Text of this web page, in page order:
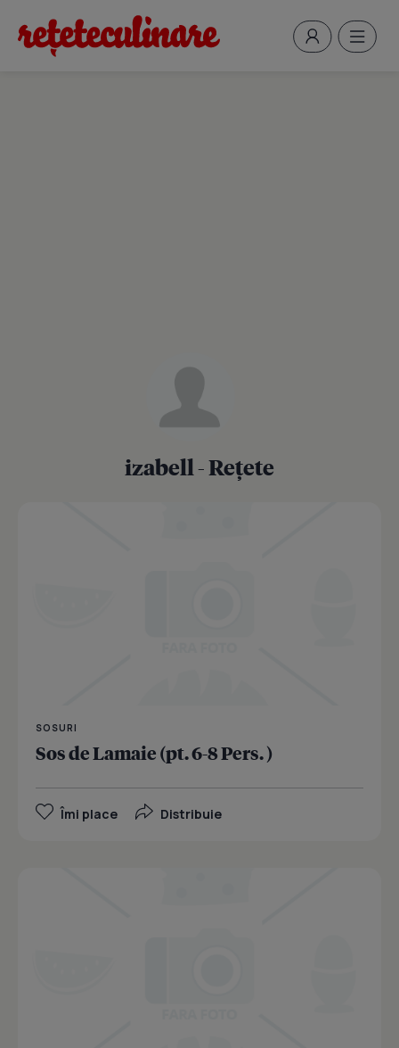
izabell - Rețete
SOSURI
Sos de Lamaie (pt. 6-8 Pers. )
Îmi place Distribuie